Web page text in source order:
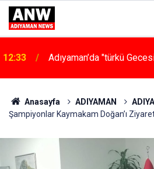
12:33 Adıyaman’da "türkü
14:53
Başladı
Anasayfa ADIYAMAN
Şampiyonlar Kaymakam Doğan’ı